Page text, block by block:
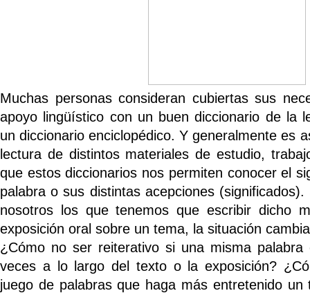
Muchas personas consideran cubiertas sus
apoyo lingüístico con un buen diccionario de la
un diccionario enciclopédico. Y generalmente es
lectura de distintos materiales de estudio,
que estos diccionarios nos permiten conocer el
palabra o sus distintas acepciones
nosotros los que tenemos que escribir dicho
exposición oral sobre un tema, la situación
¿Cómo no ser reiterativo si una misma
veces a lo largo del texto o la exposición?
juego de palabras que haga más entretenido un